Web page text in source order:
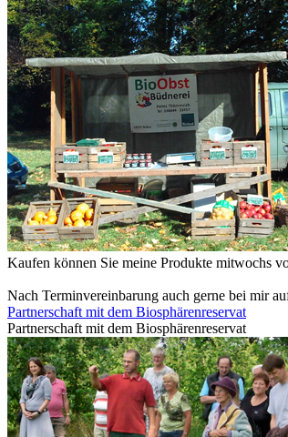
Kaufen können Sie meine Produkte mitwochs
Nach Terminvereinbarung auch gerne bei mir
Partnerschaft mit dem Biosphärenreservat
Partnerschaft mit dem Biosphärenreservat